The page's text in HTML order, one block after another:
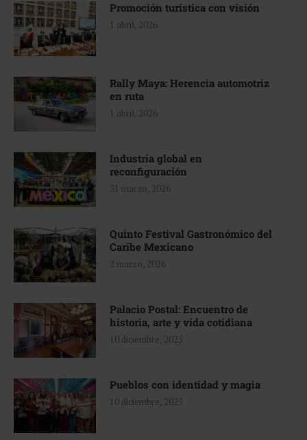
Promoción turística con visión
1 abril, 2026
Rally Maya: Herencia automotriz
en ruta
1 abril, 2026
Industria global en
reconfiguración
31 marzo, 2026
Quinto Festival Gastronómico del
Caribe Mexicano
2 marzo, 2026
Palacio Postal: Encuentro de
historia, arte y vida cotidiana
10 diciembre, 2025
Pueblos con identidad y magia
10 diciembre, 2025